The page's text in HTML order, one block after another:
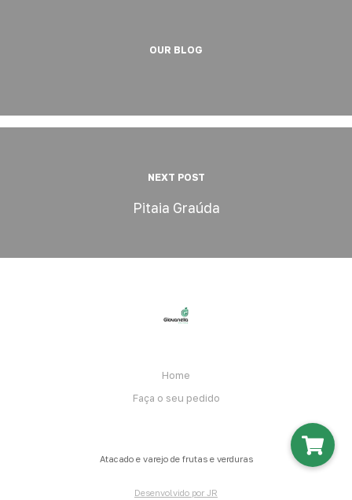
OUR BLOG
NEXT POST
Pitaia Graúda
Home
Faça o seu pedido
Atacado e varejo de frutas e verduras
Desenvolvido por JR